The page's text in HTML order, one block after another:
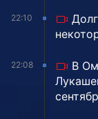
22:10
22:08
В